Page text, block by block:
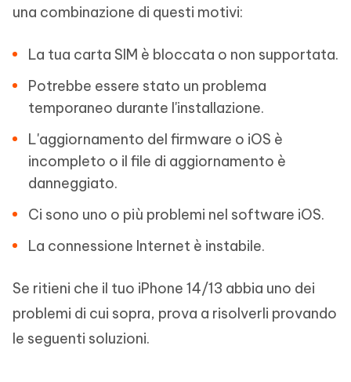
una combinazione di questi motivi:
La tua carta SIM è bloccata o non supportata.
Potrebbe essere stato un problema
temporaneo durante l'installazione.
L'aggiornamento del firmware o iOS è
incompleto o il file di aggiornamento è
danneggiato.
Ci sono uno o più problemi nel software iOS.
La connessione Internet è instabile.
Se ritieni che il tuo iPhone 14/13 abbia uno dei
problemi di cui sopra, prova a risolverli provando
le seguenti soluzioni.